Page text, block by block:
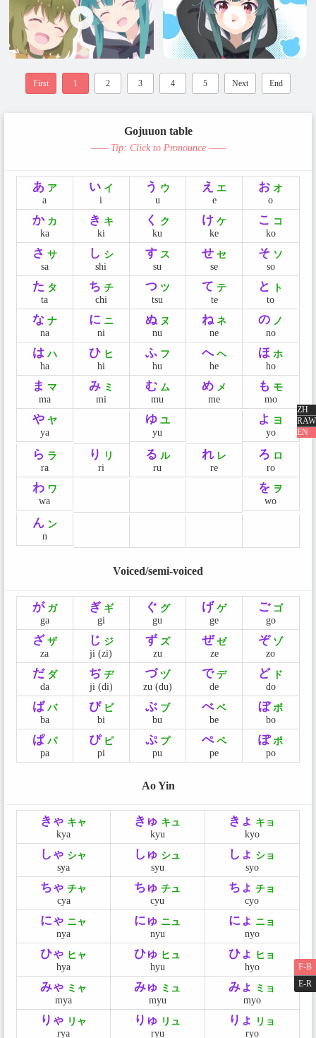
ZH
RAW
EN
First 1 2 3 4 5 Next End
Gojuuon table
—— Tip: Click to Pronounce ——
あ ア
a
い イ
i
う ウ
u
え エ
e
お オ
o
か カ
ka
き キ
ki
く
ク
ku
け ケ
ke
こ
コ
ko
さ サ
sa
し シ
shi
す ス
su
せ セ
se
そ ソ
so
た タ
ta
ち チ
chi
つ ツ
tsu
て テ
te
と
ト
to
な ナ
na
に ニ
ni
ぬ ヌ
nu
ね ネ
ne
の ノ
no
は ハ
ha
ひ ヒ
hi
ふ フ
hu
へ ヘ
he
ほ ホ
ho
ま マ
ma
み ミ
mi
む ム
mu
め メ
me
も モ
mo
や ヤ
ya
ゆ ユ
yu
よ ヨ
yo
ら ラ
ra
り
リ
ri
る ル
ru
れ レ
re
ろ ロ
ro
わ ワ
wa
を ヲ
wo
ん ン
n
Voiced/semi-voiced
が ガ
ga
ぎ ギ
gi
ぐ グ
gu
げ ゲ
ge
ご ゴ
go
ざ ザ
za
じ ジ
ji (zi)
ず ズ
zu
ぜ ゼ
ze
ぞ ゾ
zo
だ ダ
da
ぢ ヂ
ji (di)
づ ヅ
zu (du)
で デ
de
ど ド
do
ば バ
ba
び ビ
bi
ぶ ブ
bu
べ ベ
be
ぼ ボ
bo
ぱ パ
pa
ぴ ピ
pi
ぷ プ
pu
ぺ ペ
pe
ぽ ポ
po
Ao Yin
きゃ キャ
kya
きゅ キュ
kyu
きょ キョ
kyo
しゃ シャ
sya
しゅ シュ
syu
しょ ショ
syo
ちゃ チャ
cya
ちゅ チュ
cyu
ちょ チョ
cyo
にゃ ニャ
nya
にゅ ニュ
nyu
にょ ニョ
nyo
ひゃ ヒャ
hya
ひゅ ヒュ
hyu
ひょ ヒョ
hyo
みゃ ミャ
mya
みゅ ミュ
myu
みょ
ミョ
myo
りゃ リャ
rya
りゅ リュ
ryu
りょ
リョ
ryo
F-B
E-R